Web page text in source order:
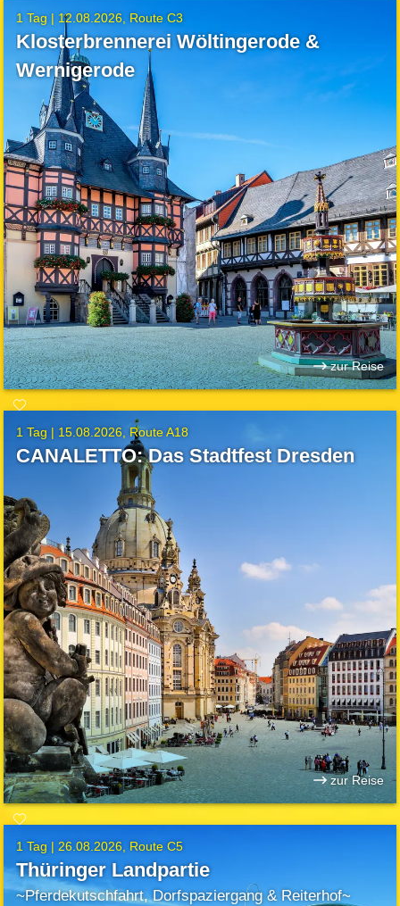
1 Tag | 12.08.2026 Route C3
Klosterbrennerei Wöltingerode &
Wernigerode
zur Reise
1 Tag | 15.08.2026 Route A18
CANALETTO: Das Stadtfest Dresden
zur Reise
1 Tag | 26.08.2026 Route C5
Thüringer Landpartie
~Pferdekutschfahrt, Dorfspaziergang & Reiterhof~